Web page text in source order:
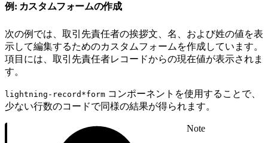
例: カスタムフォームの作成
次の例では、取引先責任者の挨拶文、名、および姓の値を表
示して編集するためのカスタムフォームを作成しています。
項目には、取引先責任者レコードからの現在値が表示されま
す。
lightning-record*form コンポーネントを使用することで、
少ない行数のコードで同様の結果が得られます。
Note